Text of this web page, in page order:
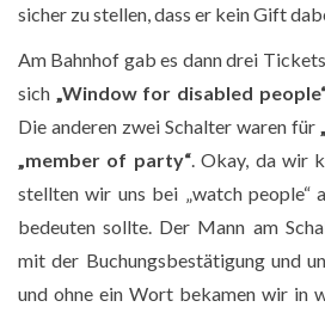
Frittierte Entenköpfe
„Touristeninformation“ 2
sicher zu stellen, dass er kein Gift
Am Bahnhof gab es dann drei
sich „Window for disabled
Die anderen zwei Schalter waren für
„member of party“. Okay, da wir
stellten wir uns bei „watch people“
bedeuten sollte. Der Mann am
mit der Buchungsbestätigung und
und ohne ein Wort bekamen wir in